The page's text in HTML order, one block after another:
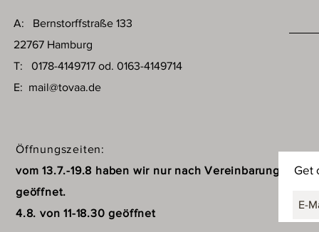
A: Bernstorffstraße 133
22767 Hamburg
T: 0178-4149717 od. 0163-4149714
E: mail@tovaa.de
Öffnungszeiten:
vom 13.7.-19.8 haben wir nur nach Vereinbarung
geöffnet.
4.8. von 11-18.30 geöffnet
Get